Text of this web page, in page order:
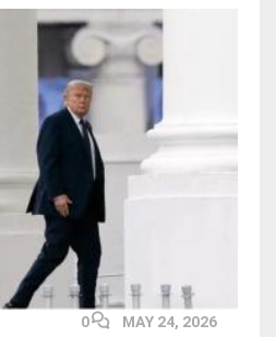
MAY 24, 2026
0